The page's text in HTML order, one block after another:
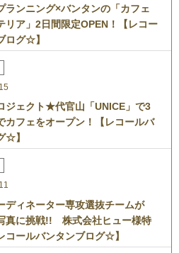
ランニング×バンタンの「カフェ
リア」2日間限定OPEN！【レコー
ログ☆】
ジェクト★代官山「UNICE」で3
カフェをオープン！【レコールバ
☆】
ィネーター専攻選抜チームが
真に挑戦!! 株式会社ヒュー様特
ールバンタンブログ☆】